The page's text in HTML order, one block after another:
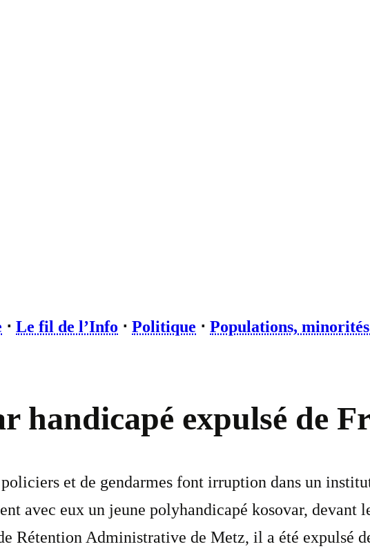
⋅ Le fil de l’Info ⋅ Politique ⋅ Populations,
handicapé expulsé de
et de gendarmes font irruption dans un
avec eux un jeune polyhandicapé kosovar, devant
Rétention Administrative de Metz, il a été expulsé